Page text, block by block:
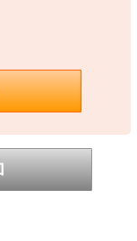
ン・カルチャーの領
ルエットのヘッドウ